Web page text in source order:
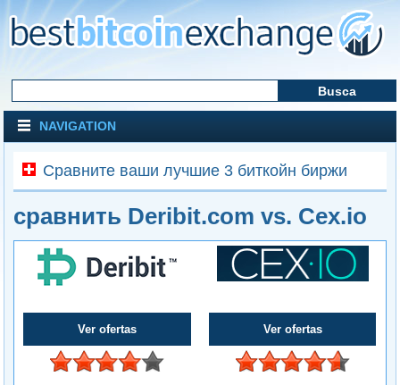
NAVIGATION
Сравните ваши лучшие 3 биткойн биржи
сравнить Deribit.com vs. Cex.io
Ver ofertas Ver ofertas